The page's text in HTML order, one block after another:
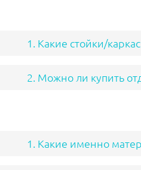
1. Какие стойки/
2. Можно ли купить
1. Какие именно